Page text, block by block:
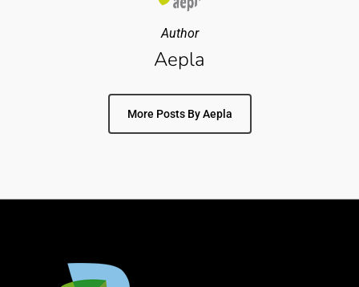
Author
Aepla
More Posts By Aepla